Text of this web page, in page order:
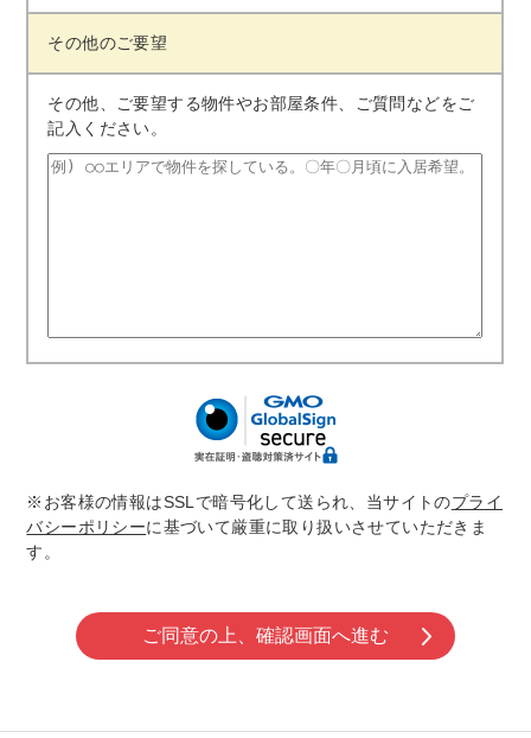
その他のご要望
その他、ご要望する物件やお部屋条件、ご質問などをご
記⼊ください。
※お客様の情報はSSLで暗号化して送られ、当サイトのプライ
バシーポリシーに基づいて厳重に取り扱いさせていただきま
す。